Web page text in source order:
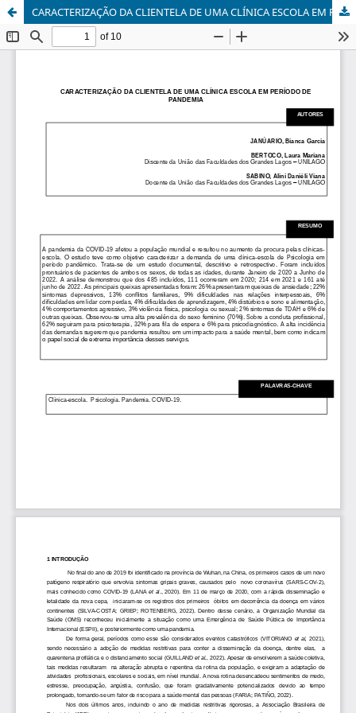
CARACTERIZAÇÃO DA CLIENTELA DE UMA CLÍNICA ESCOLA EM PERÍODO DE PANDEMIA